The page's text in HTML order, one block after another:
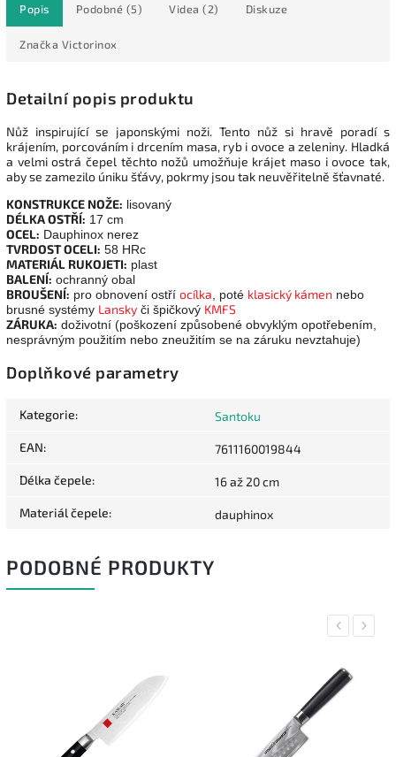
Popis Podobné (5) Videa (2) Diskuze
Značka Victorinox
Detailní popis produktu
Nůž inspirující se japonskými noži. Tento nůž si hravě poradí s
krájením, porcováním i drcením masa, ryb i ovoce a zeleniny. Hladká
a velmi ostrá čepel těchto nožů umožňuje krájet maso i ovoce tak,
aby se zamezilo úniku šťávy, pokrmy jsou tak neuvěřitelně šťavnaté.
KONSTRUKCE NOŽE: lisovaný
DÉLKA OSTŘÍ: 17 cm
OCEL: Dauphinox nerez
TVRDOST OCELI: 58 HRc
MATERIÁL RUKOJETI: plast
BALENÍ: ochranný obal
BROUŠENÍ: pro obnovení ostří ocílka , poté klasický kámen nebo
brusné systémy Lansky či špičkový KMFS
ZÁRUKA: doživotní (poškození způsobené obvyklým opotřebením,
nesprávným použitím nebo zneužitím se na záruku nevztahuje)
Doplňkové parametry
Kategorie: Santoku
EAN: 7611160019844
Délka čepele: 16 až 20 cm
Materiál čepele: dauphinox
PODOBNÉ PRODUKTY
Previous
Next